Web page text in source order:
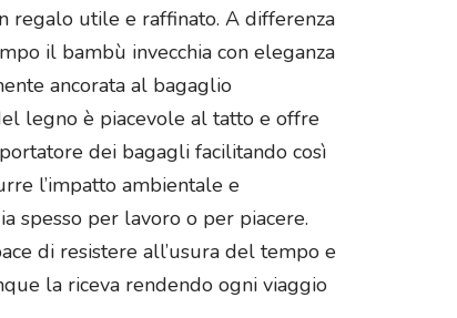
regalo utile e raffinato. A differenza
il bambù invecchia con eleganza
ancorata al bagaglio
legno è piacevole al tatto e offre
dei bagagli facilitando così
l’impatto ambientale e
spesso per lavoro o per piacere.
di resistere all’usura del tempo e
la riceva rendendo ogni viaggio